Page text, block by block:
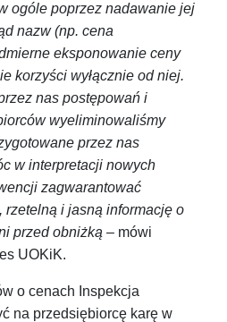
ogóle poprzez nadawanie jej
nazw (np. cena
eksponowanie ceny
korzyści wyłącznie od niej.
nas postępowań i
wyeliminowaliśmy
przez nas
w interpretacji nowych
zagwarantować
rzetelną i jasną informację o
przed obniżką – mówi
UOKiK.
o cenach Inspekcja
na przedsiębiorcę karę w